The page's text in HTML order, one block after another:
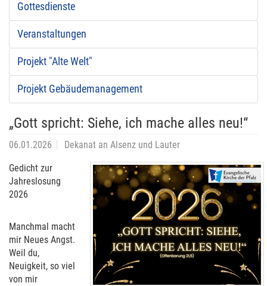
Gottesdienste
Veranstaltungen
Projekt "Alte Welt"
Projekt Gebäudemanagement
„Gott spricht: Siehe, ich mache alles neu!“
06.01.2026 Dekanat an Alsenz und Lauter
Gedicht zur
Jahreslosung
2026
Manchmal macht
mir Neues Angst.
Weil du,
Neuigkeit, so viel
von mir